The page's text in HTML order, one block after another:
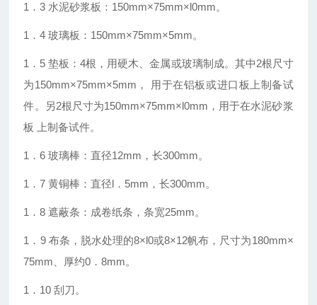
1．3 水泥砂浆板：150mm×75mm×l0mm。
1．4 玻璃板：150mm×75mm×5mm。
1．5 垫板：4根，用硬木、金属或玻璃制成。其中2根尺寸
为150mm×75mm×5mm， 用于在铝板或进口板上制备试
件。另2根尺寸为150mm×75mm×l0mm，用于在水泥砂浆
板 上制备试件。
1．6 玻璃棒：直径12mm，长300mm。
1．7 黄铜棒：直径l．5mm，长300mm。
1．8 遮蔽条：成卷纸条，条宽25mm。
1．9 布条，脱水处理的8×l0或8×12帆布，尺寸为180mm×
75mm、厚约0．8mm。
1．10 刮刀。